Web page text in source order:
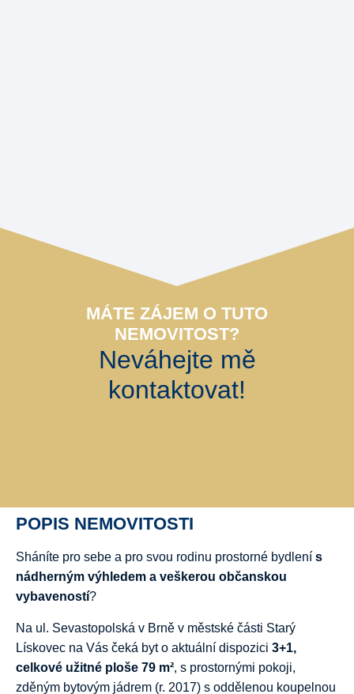
MÁTE ZÁJEM O TUTO
NEMOVITOST?
Neváhejte mě
kontaktovat!
POPIS NEMOVITOSTI
Sháníte pro sebe a pro svou rodinu prostorné bydlení s
nádherným výhledem a veškerou občanskou
vybaveností?
Na ul. Sevastopolská v Brně v městské části Starý
Lískovec na Vás čeká byt o aktuální dispozici 3+1,
celkové užitné ploše 79 m², s prostornými pokoji,
zděným bytovým jádrem (r. 2017) s oddělenou koupelnou